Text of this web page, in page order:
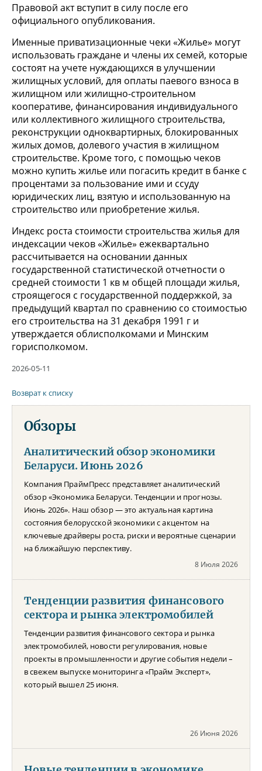
Правовой акт вступит в силу после его
официального опубликования.
Именные приватизационные чеки «Жилье» могут
использовать граждане и члены их семей, которые
состоят на учете нуждающихся в улучшении
жилищных условий, для оплаты паевого взноса в
жилищном или жилищно-строительном
кооперативе, финансирования индивидуального
или коллективного жилищного строительства,
реконструкции одноквартирных, блокированных
жилых домов, долевого участия в жилищном
строительстве. Кроме того, с помощью чеков
можно купить жилье или погасить кредит в банке с
процентами за пользование ими и ссуду
юридических лиц, взятую и использованную на
строительство или приобретение жилья.
Индекс роста стоимости строительства жилья для
индексации чеков «Жилье» ежеквартально
рассчитывается на основании данных
государственной статистической отчетности о
средней стоимости 1 кв м общей площади жилья,
строящегося с государственной поддержкой, за
предыдущий квартал по сравнению со стоимостью
его строительства на 31 декабря 1991 г и
утверждается облисполкомами и Минским
горисполкомом.
2026-05-11
Возврат к списку
Обзоры
Аналитический обзор экономики
Беларуси. Июнь 2026
Компания ПраймПресс представляет аналитический
обзор «Экономика Беларуси. Тенденции и прогнозы.
Июнь 2026». Наш обзор — это актуальная картина
состояния белорусской экономики с акцентом на
ключевые драйверы роста, риски и вероятные сценарии
на ближайшую перспективу.
8 Июля 2026
Тенденции развития финансового
сектора и рынка электромобилей
Тенденции развития финансового сектора и рынка
электромобилей, новости регулирования, новые
проекты в промышленности и другие события недели –
в свежем выпуске мониторинга «Прайм Эксперт»,
который вышел 25 июня.
26 Июня 2026